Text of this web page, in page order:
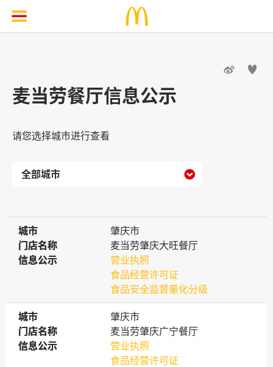
 
麦当劳餐厅信息公示
请您选择城市进行查看

城市
城市
肇庆市
门店名称
门店名称
麦当劳肇庆大旺餐厅
信息公示
信息公示
营业执照
食品经营许可证
食品安全监督量化分级
城市
城市
肇庆市
门店名称
门店名称
麦当劳肇庆广宁餐厅
信息公示
信息公示
营业执照
食品经营许可证